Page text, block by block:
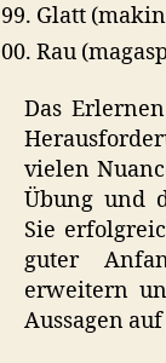
Glatt
Rau
Das
vielen
Übung und
Sie
guter
erweitern
Aussagen